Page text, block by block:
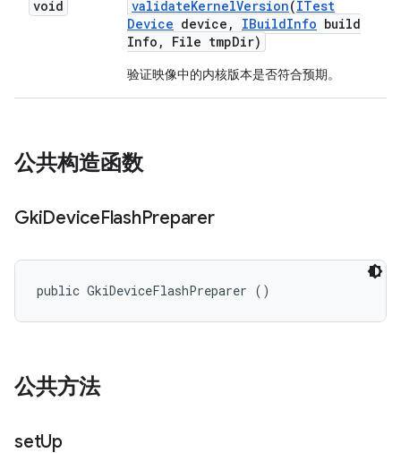
void validateKernelVersion(ITest
Device device , IBuildInfo build
Info , File tmpDir)
验证映像中的内核版本是否符合预期。
公共构造函数
GkiDeviceFlashPreparer
public GkiDeviceFlashPreparer ()
公共方法
setUp